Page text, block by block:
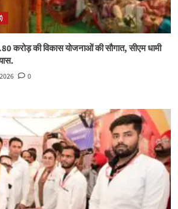
करोड़ की विकास योजनाओं की सौगात, सीएम धामी
0